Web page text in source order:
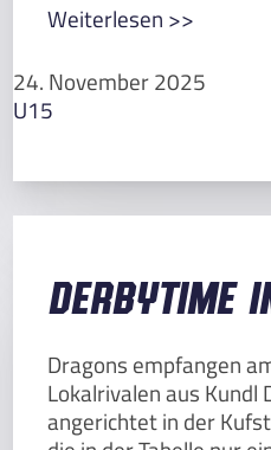
Weiterlesen >>
24. November 2025
U15
Derbytime
Dragons empfangen
Lokalrivalen aus Kundl
angerichtet in der